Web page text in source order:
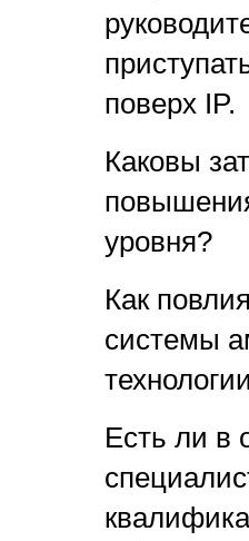
поверх IP.
Каковы
уровня?
Как
системы
Есть ли в